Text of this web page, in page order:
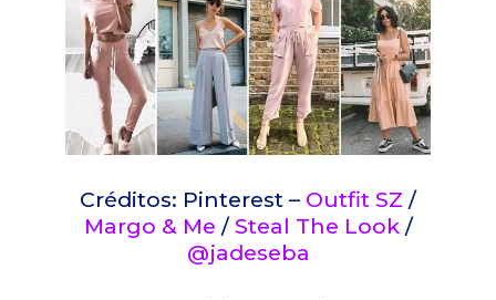
Créditos: Pinterest – Outfit SZ /
Margo & Me /Steal The Look/
@jadeseba